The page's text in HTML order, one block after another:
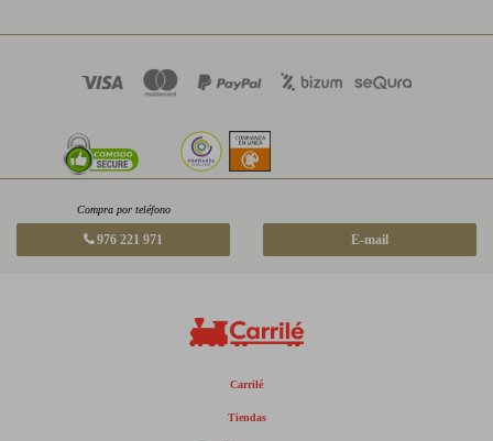
Compra por teléfono
976 221 971 E-mail
Carrilé
Tiendas